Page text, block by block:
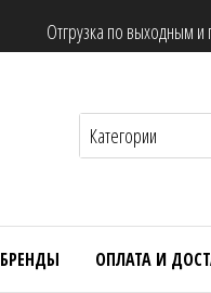
Отгрузка по выходным
БРЕНДЫ ОПЛАТА И